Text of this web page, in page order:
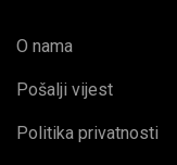
O nama
Pošalji vijest
Politika privatnosti